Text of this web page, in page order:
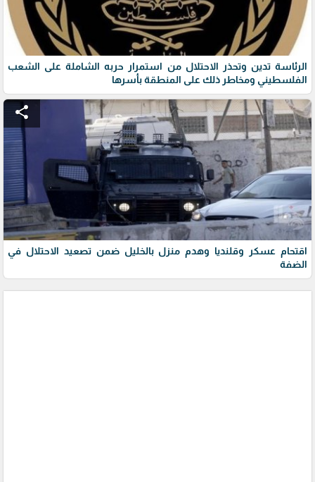
الرئاسة تدين وتحذر الاحتلال من استمرار حربه الشاملة على الشعب
الفلسطيني ومخاطر ذلك على المنطقة بأسرها
share
اقتحام عسكر وقلنديا وهدم منزل بالخليل ضمن تصعيد الاحتلال في
الضفة